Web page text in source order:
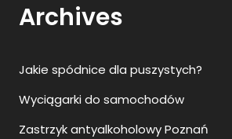
Archives
Jakie spódnice dla puszystych?
Wyciągarki do samochodów
Zastrzyk antyalkoholowy Poznań